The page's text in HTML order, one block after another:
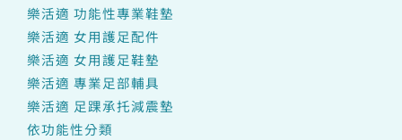
樂活適 功能性專業鞋墊
樂活適 女用護足配件
樂活適 女用護足鞋墊
樂活適 專業足部輔具
樂活適 足踝承托減震墊
依功能性分類